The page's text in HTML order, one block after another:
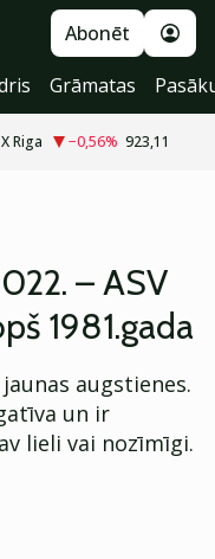
Abonēt
Grāmatas
Riga −0,56% 923,11
– ASV
1981.gada
augstienes.
un ir
lieli vai nozīmīgi.